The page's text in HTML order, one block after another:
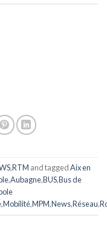
,RTM and taggedAix en
,Aubagne,BUS,Bus de
,Mobilité,MPM,News,Réseau,